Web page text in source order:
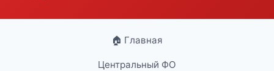
🏠 Главная
Центральный ФО